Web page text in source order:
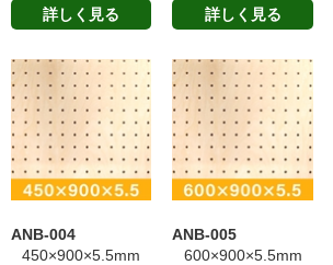
詳しく見る 詳しく見る
ANB-004
450×900×5.5mm
ANB-005
600×900×5.5mm